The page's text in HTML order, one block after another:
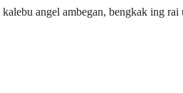
angel ambegan, bengkak ing rai